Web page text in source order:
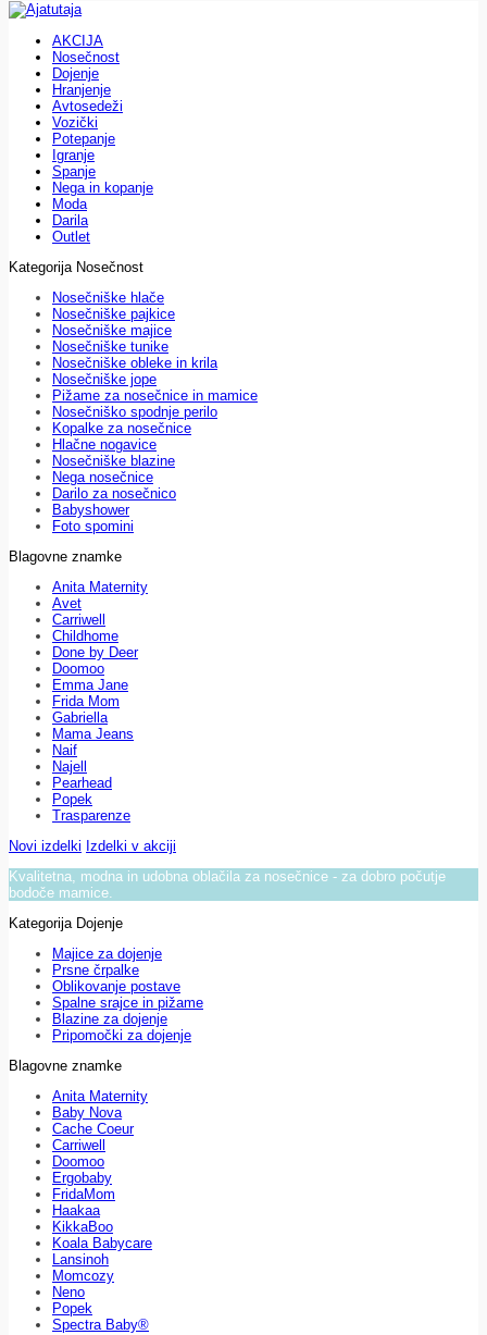
AKCIJA
Nosečnost
Dojenje
Hranjenje
Avtosedeži
Vozički
Potepanje
Igranje
Spanje
Nega in kopanje
Moda
Darila
Outlet
Kategorija Nosečnost
Nosečniške hlače
Nosečniške pajkice
Nosečniške majice
Nosečniške tunike
Nosečniške obleke in krila
Nosečniške jope
Pižame za nosečnice in mamice
Nosečniško spodnje perilo
Kopalke za nosečnice
Hlačne nogavice
Nosečniške blazine
Nega nosečnice
Darilo za nosečnico
Babyshower
Foto spomini
Blagovne znamke
Anita Maternity
Avet
Carriwell
Childhome
Done by Deer
Doomoo
Emma Jane
Frida Mom
Gabriella
Mama Jeans
Naif
Najell
Pearhead
Popek
Trasparenze
Novi izdelki Izdelki v akciji
Kvalitetna, modna in udobna oblačila za nosečnice - za dobro počutje
bodoče mamice.
Kategorija Dojenje
Majice za dojenje
Prsne črpalke
Oblikovanje postave
Spalne srajce in pižame
Blazine za dojenje
Pripomočki za dojenje
Blagovne znamke
Anita Maternity
Baby Nova
Cache Coeur
Carriwell
Doomoo
Ergobaby
FridaMom
Haakaa
KikkaBoo
Koala Babycare
Lansinoh
Momcozy
Neno
Popek
Spectra Baby®